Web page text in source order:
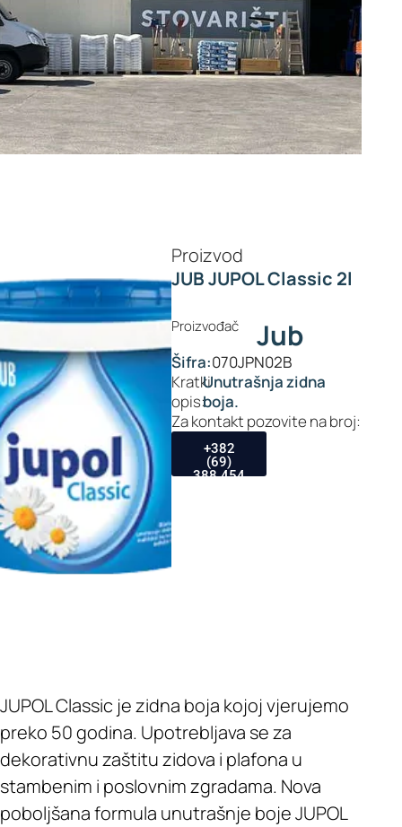
Proizvod
JUB JUPOL Classic 2l
Proizvođač Jub
Šifra:070JPN02B
Kratki
opis:
Unutrašnja zidna
boja.
Za kontakt pozovite na broj:
+382
(69)
388 454
JUPOL Classic je zidna boja kojoj vjerujemo
preko 50 godina. Upotrebljava se za
dekorativnu zaštitu zidova i plafona u
stambenim i poslovnim zgradama. Nova
poboljšana formula unutrašnje boje JUPOL